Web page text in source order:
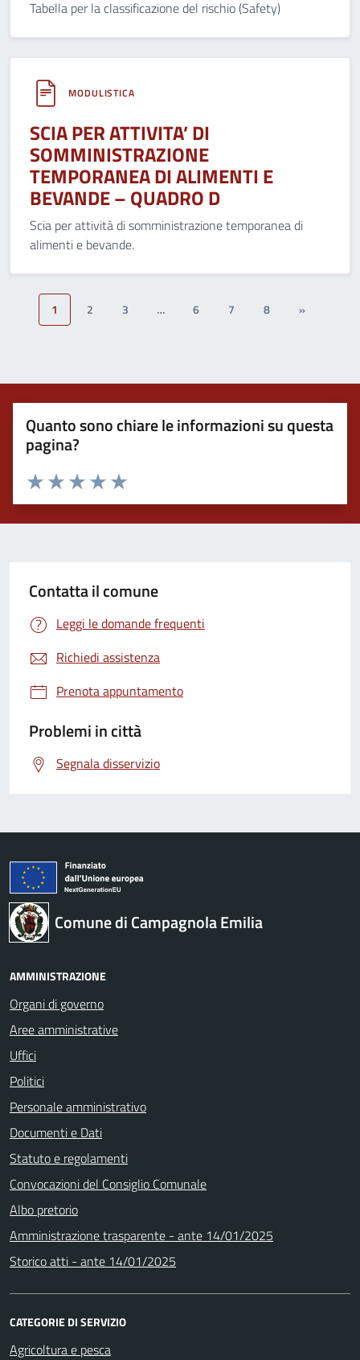
Tabella per la classificazione del rischio (Safety)
MODULISTICA
SCIA PER ATTIVITA’ DI
SOMMINISTRAZIONE
TEMPORANEA DI ALIMENTI E
BEVANDE – QUADRO D
Scia per attività di somministrazione temporanea di
alimenti e bevande.
1 2 3 … 6 7 8 »
Quanto sono chiare le informazioni su questa
pagina?
Valuta 5 stelle su 5
Valuta 4 stelle su 5
Valuta 3 stelle su 5
Valuta 2 stelle su 5
Valuta 1 stelle su 5
Contatta il comune
Leggi le domande frequenti
Richiedi assistenza
Prenota appuntamento
Problemi in città
Segnala disservizio
Comune di Campagnola Emilia
AMMINISTRAZIONE
Organi di governo
Aree amministrative
Uffici
Politici
Personale amministrativo
Documenti e Dati
Statuto e regolamenti
Convocazioni del Consiglio Comunale
Albo pretorio
Amministrazione trasparente - ante 14/01/2025
Storico atti - ante 14/01/2025
CATEGORIE DI SERVIZIO
Agricoltura e pesca